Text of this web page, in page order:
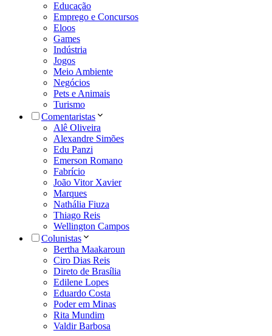
Educação
Emprego e Concursos
Eloos
Games
Indústria
Jogos
Meio Ambiente
Negócios
Pets e Animais
Turismo
Comentaristas
Alê Oliveira
Alexandre Simões
Edu Panzi
Emerson Romano
Fabrício
João Vitor Xavier
Marques
Nathália Fiuza
Thiago Reis
Wellington Campos
Colunistas
Bertha Maakaroun
Ciro Dias Reis
Direto de Brasília
Edilene Lopes
Eduardo Costa
Poder em Minas
Rita Mundim
Valdir Barbosa